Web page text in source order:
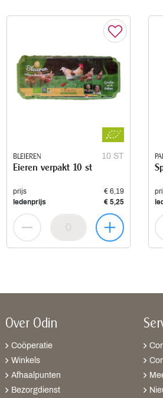
BLEIEREN 10 ST
Eieren verpakt 10 st
prijs
€ 6,19
ledenprijs
€ 5,25
Over Odin
Coöperatie
Winkels
Afhaalpunten
Bezorgdienst